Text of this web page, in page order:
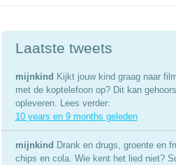
Laatste tweets
mijnkind Kijkt jouw kind graag naar
met de koptelefoon op? Dit kan
opleveren. Lees verder:
10 years en 9 months geleden
mijnkind Drank en drugs, groente en
chips en cola. Wie kent het lied niet?